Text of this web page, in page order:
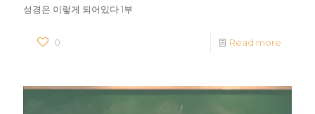
성경은 이렇게 되어있다 1부
0 Read more